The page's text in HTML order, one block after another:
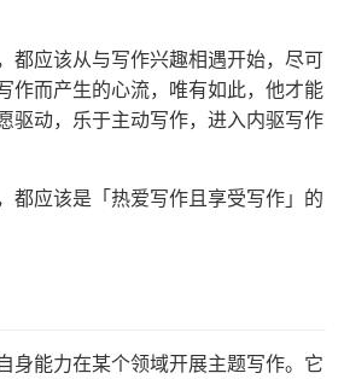
都应该从与写作兴趣相遇开始，尽可
作而产生的心流，唯有如此，他才能
驱动，乐于主动写作，进入内驱写作
都应该是「热爱写作且享受写作」的
身能力在某个领域开展主题写作。它